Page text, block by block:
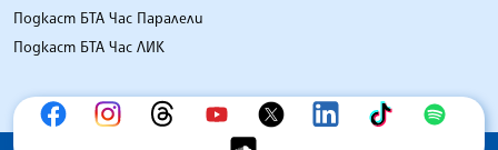
Подкаст БТА Час Паралели
Подкаст БТА Час ЛИК